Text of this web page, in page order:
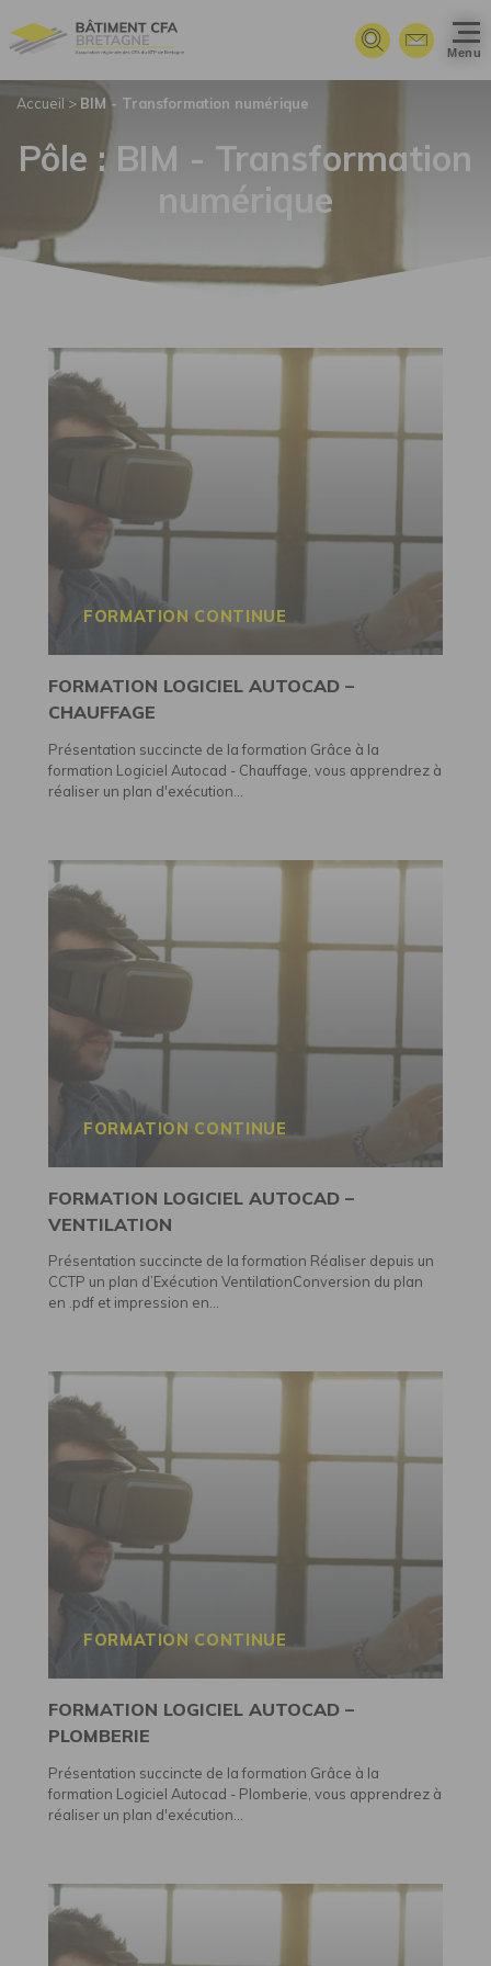
Menu
Accueil > BIM - Transformation numérique
Pôle : BIM - Transformation
numérique
FORMATION CONTINUE
FORMATION LOGICIEL AUTOCAD –
CHAUFFAGE
Présentation succincte de la formation Grâce à la
formation Logiciel Autocad - Chauffage, vous apprendrez à
réaliser un plan d'exécution...
FORMATION CONTINUE
FORMATION LOGICIEL AUTOCAD –
VENTILATION
Présentation succincte de la formation Réaliser depuis un
CCTP un plan d’Exécution VentilationConversion du plan
en .pdf et impression en...
FORMATION CONTINUE
FORMATION LOGICIEL AUTOCAD –
PLOMBERIE
Présentation succincte de la formation Grâce à la
formation Logiciel Autocad - Plomberie, vous apprendrez à
réaliser un plan d'exécution...